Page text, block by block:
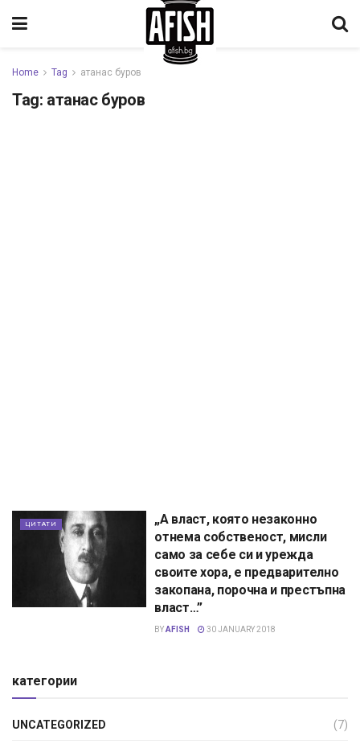
Home Tag атанас буров
Tag: атанас буров
ЦИТАТИ
„А власт, която незаконно
отнема собственост, мисли
само за себе си и урежда
своите хора, е предварително
закопана, порочна и престъпна
власт…”
BYAFISH 30 JANUARY 2018
категории
UNCATEGORIZED (7)